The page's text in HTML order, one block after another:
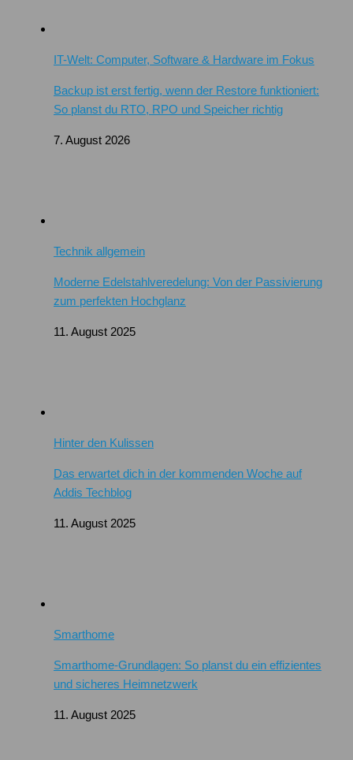
IT-Welt: Computer, Software & Hardware im Fokus
Backup ist erst fertig, wenn der Restore funktioniert:
So planst du RTO, RPO und Speicher richtig
7. August 2026
Technik allgemein
Moderne Edelstahlveredelung: Von der Passivierung
zum perfekten Hochglanz
11. August 2025
Hinter den Kulissen
Das erwartet dich in der kommenden Woche auf
Addis Techblog
11. August 2025
Smarthome
Smarthome-Grundlagen: So planst du ein effizientes
und sicheres Heimnetzwerk
11. August 2025